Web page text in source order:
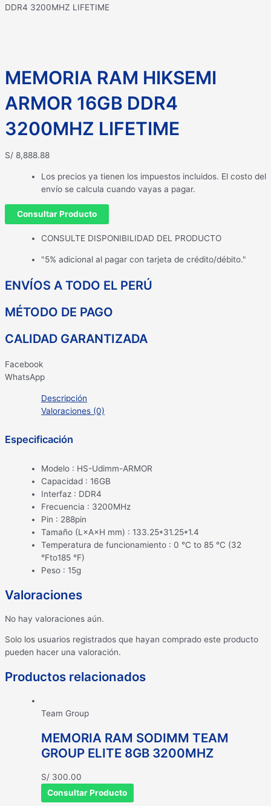
DDR4 3200MHZ LIFETIME
MEMORIA RAM HIKSEMI
ARMOR 16GB DDR4
3200MHZ LIFETIME
S/ 8,888.88
Los precios ya tienen los impuestos incluidos. El costo del
envío se calcula cuando vayas a pagar.
Consultar Producto
CONSULTE DISPONIBILIDAD DEL PRODUCTO
"5% adicional al pagar con tarjeta de crédito/débito."
ENVÍOS A TODO EL PERÚ
MÉTODO DE PAGO
CALIDAD GARANTIZADA
Facebook
WhatsApp
Descripción
Valoraciones (0)
Especificación
Modelo : HS-Udimm-ARMOR
Capacidad : 16GB
Interfaz : DDR4
Frecuencia : 3200MHz
Pin : 288pin
Tamaño (L×A×H mm) : 133.25*31.25*1.4
Temperatura de funcionamiento : 0 °C to 85 °C (32
°Fto185 °F)
Peso : 15g
Valoraciones
No hay valoraciones aún.
Solo los usuarios registrados que hayan comprado este producto
pueden hacer una valoración.
Productos relacionados
Team Group
MEMORIA RAM SODIMM TEAM
GROUP ELITE 8GB 3200MHZ
S/ 300.00
Consultar Producto